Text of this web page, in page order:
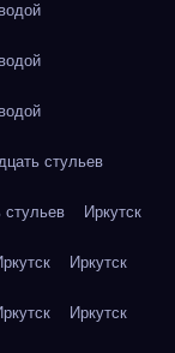
стульев
Иркутск
Иркутск
Иркутск